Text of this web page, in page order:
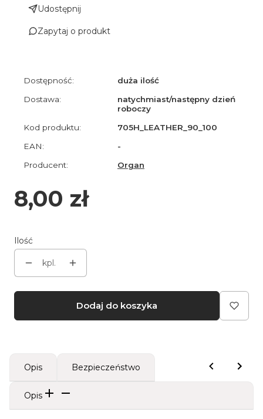
Udostępnij
Zapytaj o produkt
Dostępność:
duża ilość
Dostawa:
natychmiast/następny dzień
roboczy
Kod produktu:
705H_LEATHER_90_100
EAN:
-
Producent:
Organ
Cena
8,00 zł
Ilość
kpl.
Dodaj do koszyka
Opis Bezpieczeństwo
Opis